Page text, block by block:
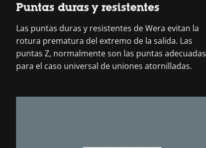
Puntas duras y resistentes
Las puntas duras y resistentes de Wera evitan la
rotura prematura del extremo de la salida. Las
puntas Z, normalmente son las puntas adecuadas
para el caso universal de uniones atornilladas.